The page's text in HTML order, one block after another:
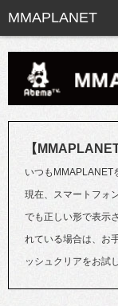
【
いつもMMAPLANET
現在、スマートフォ
でも正しい形で表示
れている場合は、お
ッシュクリアをお試